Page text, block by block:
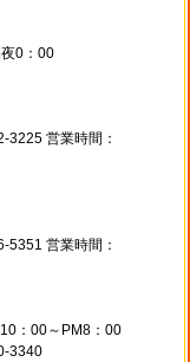
0：00
営業時間：
営業時間：
：00～PM8：00
3340